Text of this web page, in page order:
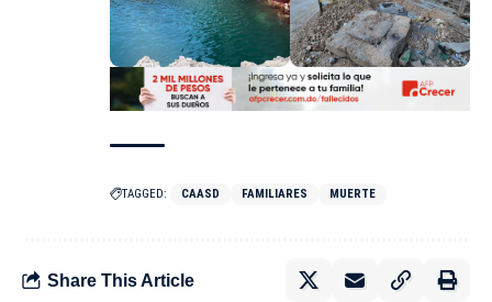
TAGGED: CAASD FAMILIARES MUERTE
Share This Article